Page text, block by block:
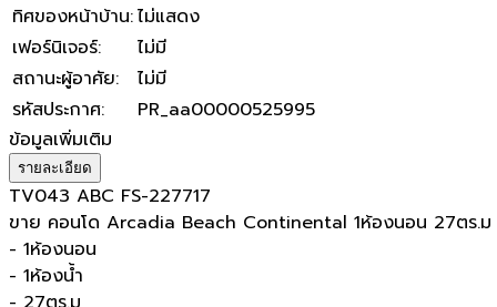
ทิศของหน้าบ้าน:ไม่แสดง
เฟอร์นิเจอร์:
ไม่มี
สถานะผู้อาศัย:
ไม่มี
รหัสประกาศ:
PR_aa00000525995
ข้อมูลเพิ่มเติม
รายละเอียด
TV043 ABC FS-227717
ขาย คอนโด Arcadia Beach Continental 1ห้องนอน 27ตร.ม
- 1ห้องนอน
- 1ห้องน้ำ